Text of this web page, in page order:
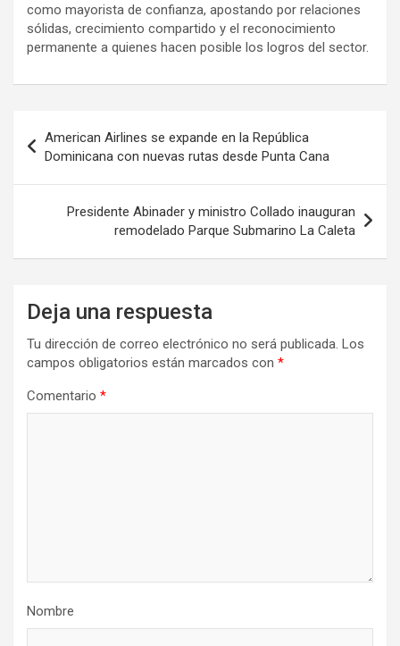
como mayorista de confianza, apostando por relaciones
sólidas, crecimiento compartido y el reconocimiento
permanente a quienes hacen posible los logros del sector.
de
entradas
American Airlines se expande en la República
Dominicana con nuevas rutas desde Punta Cana
Presidente Abinader y ministro Collado inauguran
remodelado Parque Submarino La Caleta
Deja una respuesta
Tu dirección de correo electrónico no será publicada. Los
campos obligatorios están marcados con *
Comentario *
Nombre